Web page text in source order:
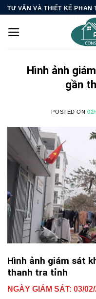
Skip
content
TƯ VẤN VÀ THIẾT KẾ PHAN
Hình ảnh
gần
POSTED ON
Hình ảnh giám sát
thanh tra tỉnh
NGÀY GIÁM SÁT: 03/